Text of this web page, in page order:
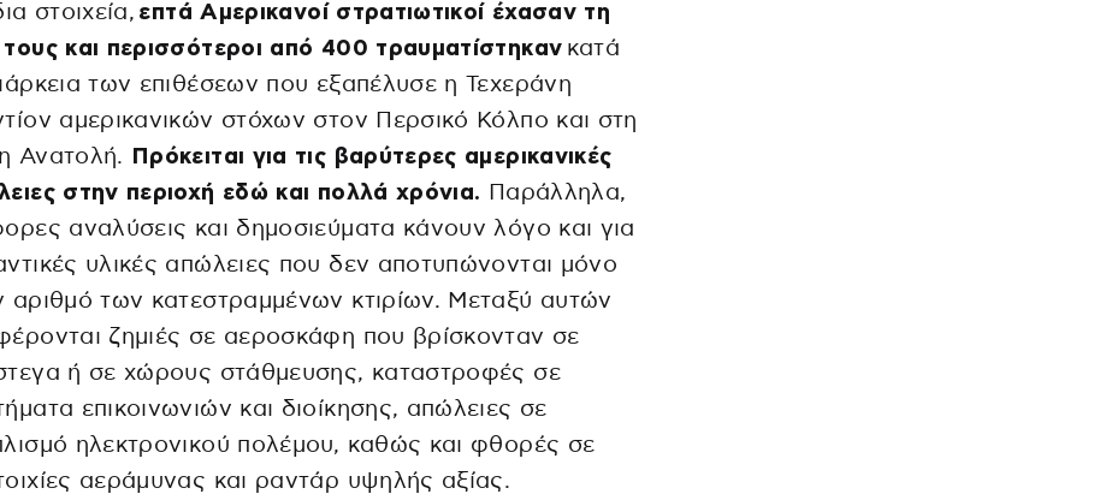
στοιχεία, επτά Αμερικανοί στρατιωτικοί έχασαν τη
και περισσότεροι από 400 τραυματίστηκαν κατά
των επιθέσεων που εξαπέλυσε η Τεχεράνη
αμερικανικών στόχων στον Περσικό Κόλπο και στη
Ανατολή.
Πρόκειται για τις βαρύτερες αμερικανικές
στην περιοχή εδώ και πολλά χρόνια. Παράλληλα,
αναλύσεις και δημοσιεύματα κάνουν λόγο και για
υλικές απώλειες που δεν αποτυπώνονται μόνο
αριθμό των κατεστραμμένων κτιρίων. Μεταξύ αυτών
ζημιές σε αεροσκάφη που βρίσκονταν σε
ή σε χώρους στάθμευσης, καταστροφές σε
επικοινωνιών και διοίκησης, απώλειες σε
ηλεκτρονικού πολέμου, καθώς και φθορές σε
αεράμυνας και ραντάρ υψηλής αξίας.